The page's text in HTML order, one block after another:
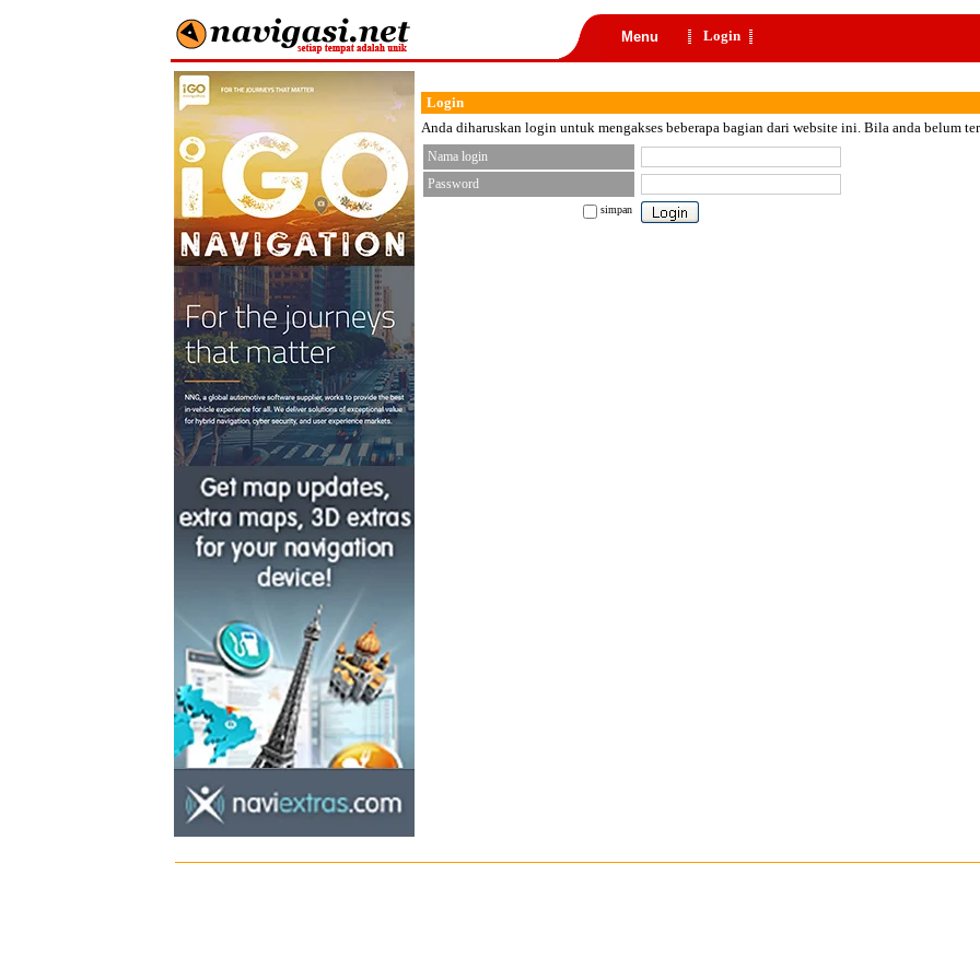
Menu Login
Login
Anda diharuskan login untuk mengakses beberapa bagian dari website ini. Bila anda belum
Nama login
Password
simpan